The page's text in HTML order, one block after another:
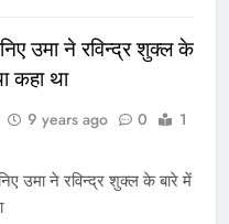
उमा ने रविन्द्र शुक्ल के
कहा था
9 years ago 0
1
उमा ने रविन्द्र शुक्ल के बारे में